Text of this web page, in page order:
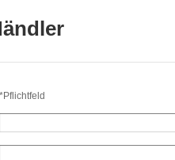
*Pflichtfeld